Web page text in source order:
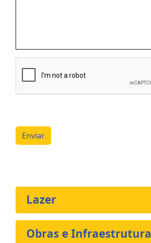
Enviar
Lazer
Obras e Infraestrutura